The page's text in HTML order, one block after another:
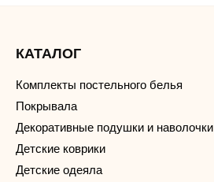
КАТАЛОГ
Комплекты постельного белья
Покрывала
Декоративные подушки и наволочки
Детские коврики
Детские одеяла